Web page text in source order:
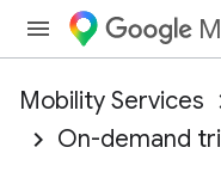
Mobility Services
On-demand